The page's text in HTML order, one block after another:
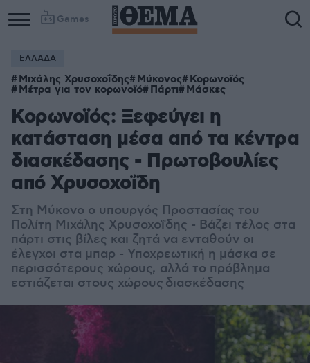
Games
ΕΛΛΑΔΑ
Μιχάλης Χρυσοχοΐδης Μύκονος Κορωνοϊός
Μέτρα για τον κορωνοϊό Πάρτι Μάσκες
Κορωνοϊός: Ξεφεύγει η
κατάσταση μέσα από τα κέντρα
διασκέδασης - Πρωτοβουλίες
από Χρυσοχοΐδη
Στη Μύκονο ο υπουργός Προστασίας του
Πολίτη Μιχάλης Χρυσοχοΐδης - Βάζει τέλος στα
πάρτι στις βίλες και ζητά να ενταθούν οι
έλεγχοι στα μπαρ - Υποχρεωτική η μάσκα σε
περισσότερους χώρους, αλλά το πρόβλημα
εστιάζεται στους χώρους διασκέδασης